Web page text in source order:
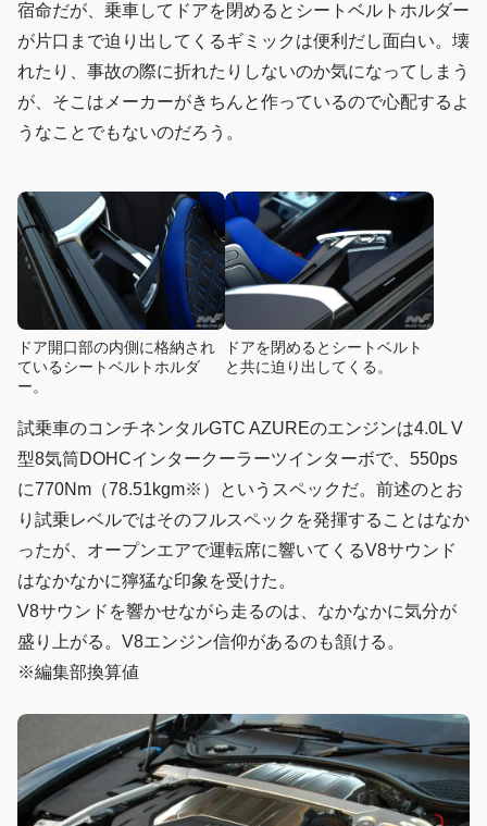
宿命だが、乗車してドアを閉めるとシートベルトホルダー
が片口まで迫り出してくるギミックは便利だし面白い。壊
れたり、事故の際に折れたりしないのか気になってしまう
が、そこはメーカーがきちんと作っているので心配するよ
うなことでもないのだろう。
ドア開口部の内側に格納され
ているシートベルトホルダ
ー。
ドアを閉めるとシートベルト
と共に迫り出してくる。
試乗車のコンチネンタルGTC AZUREのエンジンは4.0L V
型8気筒DOHCインタークーラーツインターボで、550ps
に770Nm（78.51kgm※）というスペックだ。前述のとお
り試乗レベルではそのフルスペックを発揮することはなか
ったが、オープンエアで運転席に響いてくるV8サウンド
はなかなかに獰猛な印象を受けた。
V8サウンドを響かせながら走るのは、なかなかに気分が
盛り上がる。V8エンジン信仰があるのも頷ける。
※編集部換算値